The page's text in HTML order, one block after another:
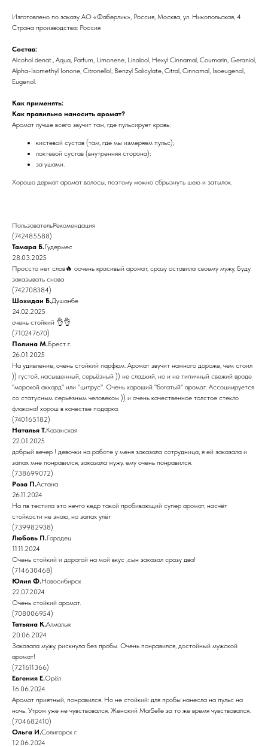
Изготовлено по заказу АО «Фаберлик», Россия, Москва, ул. Никопольская, 4
Страна производства: Россия
Состав:
Alcohol denat., Aqua, Parfum, Limonene, Linalool, Hexyl Cinnamal, Coumarin, Geraniol,
Alpha-Isomethyl Ionone, Citronellol, Benzyl Salicylate, Citral, Cinnamal, Isoeugenol,
Eugenol.
Как применять:
Как правильно наносить аромат?
Аромат лучше всего звучит там, где пульсирует кровь:
кистевой сустав (там, где мы измеряем пульс);
локтевой сустав (внутренняя сторона);
за ушами.
Хорошо держат аромат волосы, поэтому можно сбрызнуть шею и затылок.
ПользовательРекомендация
(742485588)
Тамара Б.Гудермес
28.03.2025
Проссто нет слов🔥 оочень красивый аромат, сразу оставила своему мужу, Буду
заказывать снова
(742708384)
Шохидаи Б.Душанбе
24.02.2025
очень стойкий 👌👌
(710247670)
Полина М.Брест г.
26.01.2025
На удивление, очень стойкий парфюм. Аромат звучит намного дороже, чем стоил
)) густой, насыщенный, серьёзный )) не сладкий, но и не типичный свежий вроде
"морской аккорд" или "цитрус". Очень хороший "богатый" аромат. Ассоциируется
со статусным серьёзным человеком )) и очень качественное толстое стекло
флакона! хорош в качестве подарка.
(740165182)
Наталья Т.Казанская
22.01.2025
добрый вечер ! девочки на работе у меня заказала сотрудница, я ей заказала и
запах мне понравился, заказала мужу. ему очень понравился.
(738699072)
Роза П.Астана
26.11.2024
На пв тестила это нечто кедр такой пробивающий супер аромат, насчёт
стойкости не знаю, но запах улёт
(739982938)
Любовь П.Городец
11.11.2024
Очень стойкий и дорогой на мой вкус ,сын заказал сразу два!
(714630468)
Юлия Ф.Новосибирск
22.07.2024
Очень стойкий аромат.
(708006954)
Татьяна К.Алмалык
20.06.2024
Заказала мужу, рискнула без пробы. Очень понравился, достойный мужской
аромат!
(721611366)
Евгения Е.Орёл
16.06.2024
Аромат приятный, понравился. Но не стойкий: для пробы нанесла на пульс на
ночь. Утром уже не чувствовался. Женский MarSelle за то же время чувствовался.
(704682410)
Ольга И.Солигорск г.
12.06.2024